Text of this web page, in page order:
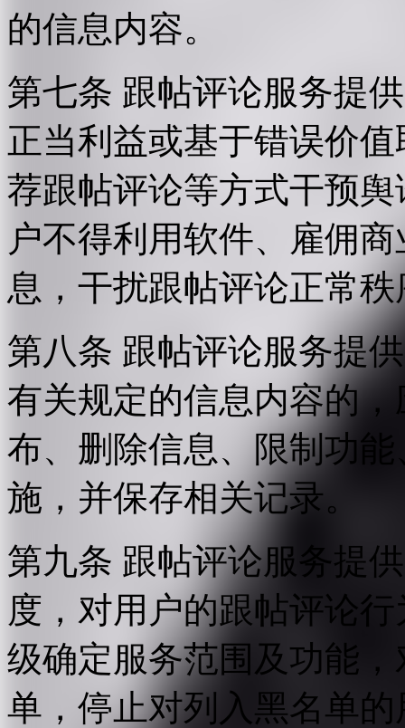
的信息内容。
第七条 跟帖评论服务提
正当利益或基于错误价
荐跟帖评论等方式干预
户不得利用软件、雇佣
息，干扰跟帖评论正常
第八条 跟帖评论服务提
有关规定的信息内容的
布、删除信息、限制功
施，并保存相关记录。
第九条 跟帖评论服务提
度，对用户的跟帖评论
级确定服务范围及功能
单，停止对列入黑名单